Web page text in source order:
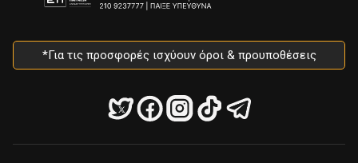
*Για τις προσφορές ισχύουν όροι & προυποθέσεις